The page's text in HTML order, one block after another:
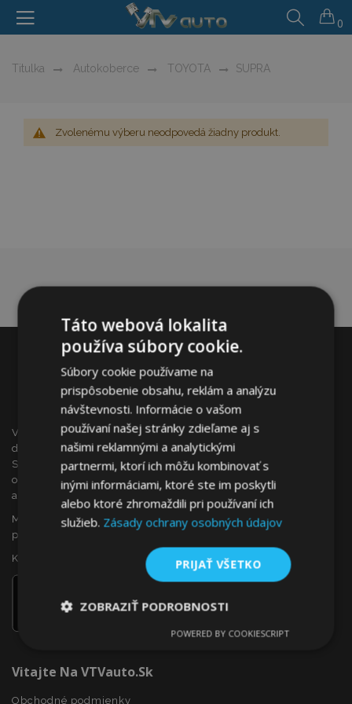
0
Titulka Autokoberce TOYOTA SUPRA
Zvolenému výberu neodpovedá žiadny produkt.
VTVauto je maloobchodným predajcom a veľkoobchodným
dodávateľom autopríslušenstva a autodoplnkov na
Slovensku, ako sú napr.: ozdobné kryty kolies (puklice),
okenné deflektory, autopoťahy, autorohože, chrómové kryty
a rámy, ...
Máte záujem o dropshipping, alebo sa chcete stať našim
partnerom?
Kontaktujte nás ešte dnes!
Vitajte Na VTVauto.sk
Obchodné podmienky
Táto webová lokalita
používa súbory cookie.
Súbory cookie používame na
prispôsobenie obsahu, reklám a analýzu
návštevnosti. Informácie o vašom
používaní našej stránky zdieľame aj s
našimi reklamnými a analytickými
partnermi, ktorí ich môžu kombinovať s
inými informáciami, ktoré ste im poskytli
alebo ktoré zhromaždili pri používaní ich
služieb. Zásady ochrany osobných údajov
PRIJAŤ VŠETKO
ZOBRAZIŤ PODROBNOSTI
Výkonnosť Cielenie
POWERED BY COOKIESCRIPT